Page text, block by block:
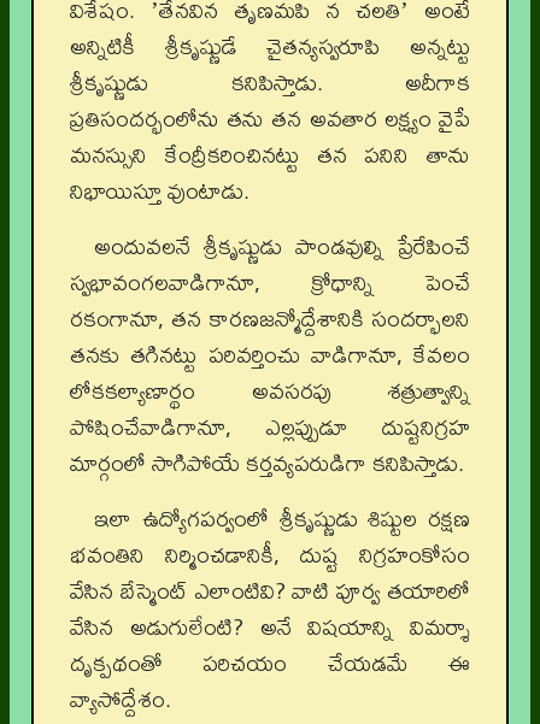
విశేషం. ʼతేనవిన తృణమపి న చలతిʼ అంటే
అన్నిటికీ శ్రీకృష్ణుడే చైతన్యస్వరూపి అన్నట్టు
శ్రీకృష్ణుడు కనిపిస్తాడు. అదీగాక
ప్రతిసందర్భంలోను తను తన అవతార లక్ష్యం వైపే
మనస్సుని కేంద్రీకరించినట్టు తన పనిని తాను
నిభాయిస్తూ వుంటాడు.
అందువలనే శ్రీకృష్ణుడు పాండవుల్ని ప్రేరేపించే
స్వభావంగలవాడిగానూ, క్రోధాన్ని పెంచే
రకంగానూ, తన కారణజన్మోద్దేశానికి సందర్భాలని
తనకు తగినట్టు పరివర్తించు వాడిగానూ, కేవలం
లోకకల్యాణార్థం అవసరపు శత్రుత్వాన్ని
పోషించేవాడిగానూ, ఎల్లప్పుడూ దుష్టనిగ్రహ
మార్గంలో సాగిపోయే కర్తవ్యపరుడిగా కనిపిస్తాడు.
ఇలా ఉద్యోగపర్వంలో శ్రీకృష్ణుడు శిష్టుల రక్షణ
భవంతిని నిర్మించడానికీ, దుష్ట నిగ్రహంకోసం
వేసిన బేస్మెంట్ ఎలాంటివి? వాటి పూర్వ తయారిలో
వేసిన అడుగులేంటి? అనే విషయాన్ని విమర్శా
దృక్పథంతో పరిచయం చేయడమే ఈ
వ్యాసోద్దేశం.